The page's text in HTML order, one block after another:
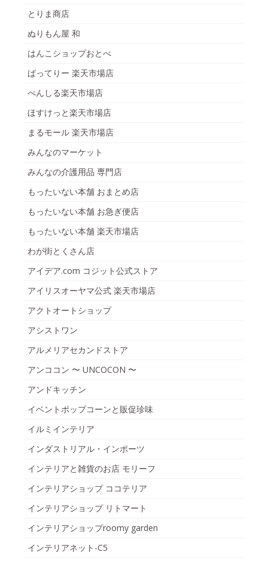
とりま商店
ぬりもん屋 和
はんこショップおとべ
ばってりー 楽天市場店
ぺんしる楽天市場店
ほすけっと楽天市場店
まるモール 楽天市場店
みんなのマーケット
みんなの介護用品 専門店
もったいない本舗 おまとめ店
もったいない本舗 お急ぎ便店
もったいない本舗 楽天市場店
わが街とくさん店
アイデア.com コジット公式ストア
アイリスオーヤマ公式 楽天市場店
アクトオートショップ
アシストワン
アルメリアセカンドストア
アンココン 〜 UNCOCON 〜
アンドキッチン
イベントポップコーンと販促珍味
イルミインテリア
インダストリアル・インポーツ
インテリアと雑貨のお店 モリーフ
インテリアショップ ココテリア
インテリアショップ リトマート
インテリアショップroomy garden
インテリアネット-C5